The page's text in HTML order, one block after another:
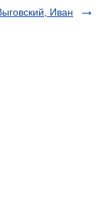
Иван